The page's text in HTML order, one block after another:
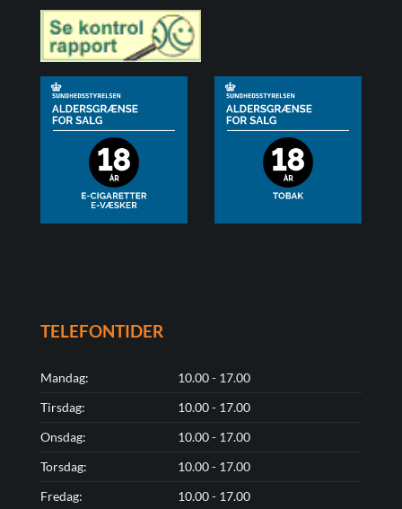
TELEFONTIDER
Mandag:
10.00 - 17.00
Tirsdag:
10.00 - 17.00
Onsdag:
10.00 - 17.00
Torsdag:
10.00 - 17.00
Fredag:
10.00 - 17.00